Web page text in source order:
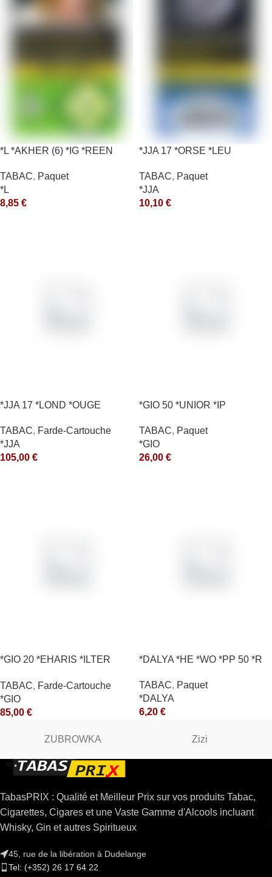
*L *AKHER (6) *IG *REEN
TABAC, Paquet
*L
8,85 €
*JJA 17 *ORSE *LEU
TABAC, Paquet
*JJA
10,10 €
*JJA 17 *LOND *OUGE
TABAC, Farde-Cartouche
*JJA
105,00 €
*GIO 50 *UNIOR *IP
TABAC, Paquet
*GIO
26,00 €
*GIO 20 *EHARIS *ILTER
TABAC, Farde-Cartouche
*GIO
85,00 €
*DALYA *HE *WO *PP 50 *R
TABAC, Paquet
*DALYA
6,20 €
ZUBROWKA Zizi
TabasPRIX : Qualité et Meilleur Prix sur vos produits Tabac,
Cigarettes, Cigares et une Vaste Gamme d'Alcools incluant
Whisky, Gin et autres Spiritueux
45, rue de la libération à Dudelange
Tel: (+352) 26 17 64 22